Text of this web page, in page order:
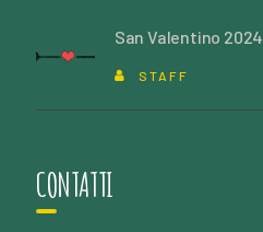
San Valentino 2024
STAFF
CONTATTI